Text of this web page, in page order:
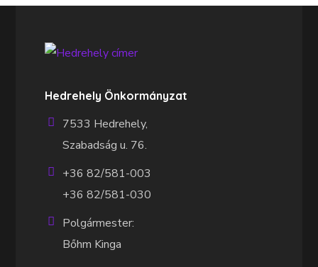
Hedrehely Önkormányzat
7533 Hedrehely,
Szabadság u. 76.
+36 82/581-003
+36 82/581-030
Polgármester:
Bőhm Kinga